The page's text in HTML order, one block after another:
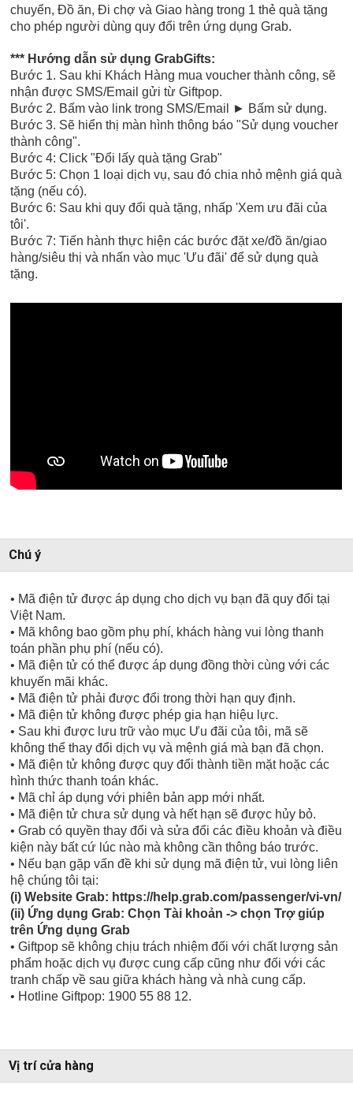
chuyển, Đồ ăn, Đi chợ và Giao hàng trong 1 thẻ quà tặng
cho phép người dùng quy đổi trên ứng dụng Grab.
*** Hướng dẫn sử dụngGrabGifts:
Bước 1. Sau khi Khách Hàng mua voucher thành công, sẽ
nhận được SMS/Email gửi từ Giftpop.
Bước 2. Bấm vào link trong SMS/Email ► Bấm sử dụng.
Bước3. Sẽ hiển thị màn hình thông báo "Sử dụng voucher
thành công".
Bước 4: Click "Đổi lấy quà tặng Grab"
Bước 5:Chọn 1 loại dịch vụ, sau đó chia nhỏ mệnh giá quà
tặng (nếu có).
Bước 6: Sau khi quy đổi quà tặng, nhấp 'Xem ưu đãi của
tôi'.
Bước 7:Tiến hành thực hiện các bướcđặt xe/đồ ăn/giao
hàng/siêu thị và nhấn vào mục 'Ưu đãi' để sử dụng quà
tặng.
Chú ý
• Mã điện tử được áp dụng cho dịch vụ bạn đã quy đổi tại
Việt Nam.
• Mã không bao gồm phụ phí, khách hàng vui lòng thanh
toán phần phụ phí (nếu có).
• Mã điện tử có thể được áp dụng đồng thời cùng với các
khuyến mãi khác.
• Mã điện tử phải được đổi trong thời hạn quy định.
• Mã điện tử không được phép gia hạn hiệu lực.
• Sau khi được lưu trữ vào mục Ưu đãi của tôi, mã sẽ
không thể thay đổi dịch vụ và mệnh giá mà bạn đã chọn.
• Mã điện tử không được quy đổi thành tiền mặt hoặc các
hình thức thanh toán khác.
• Mã chỉ áp dụng với phiên bản app mới nhất.
• Mã điện tử chưa sử dụng và hết hạn sẽ được hủy bỏ.
• Grab có quyền thay đổi và sửa đổi các điều khoản và điều
kiện này bất cứ lúc nào mà không cần thông báo trước.
• Nếu bạn gặp vấn đề khi sử dụng mã điện tử, vui lòng liên
hệ chúng tôi tại:
(i) Website Grab: https://help.grab.com/passenger/vi-vn/
(ii) Ứng dụng Grab: Chọn Tài khoản -> chọn Trợ giúp
trên Ứng dụng Grab
• Giftpop sẽ không chịu trách nhiệm đối với chất lượng sản
phẩm hoặc dịch vụ được cung cấp cũng như đối với các
tranh chấp về sau giữa khách hàng và nhà cung cấp.
• Hotline Giftpop: 1900 55 88 12.
Vị trí cửa hàng